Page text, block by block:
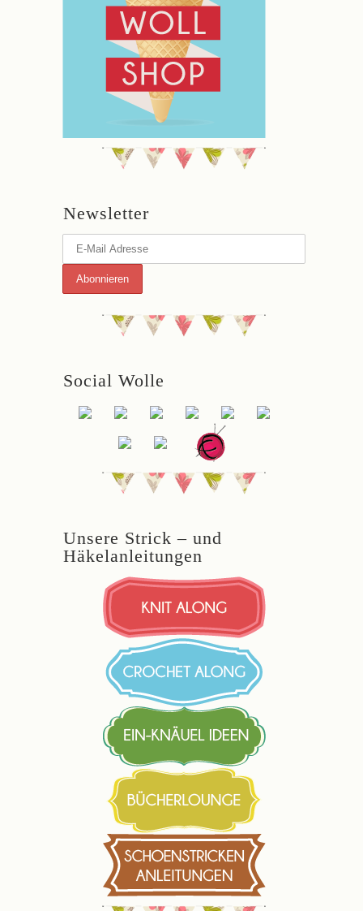
Newsletter
Social Wolle
Unsere Strick – und
Häkelanleitungen